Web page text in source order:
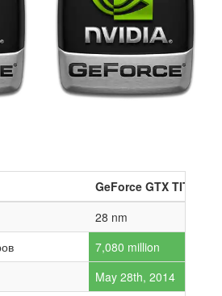
GeForce GTX TITAN Z
28 nm
7,080 million
May 28th, 2014